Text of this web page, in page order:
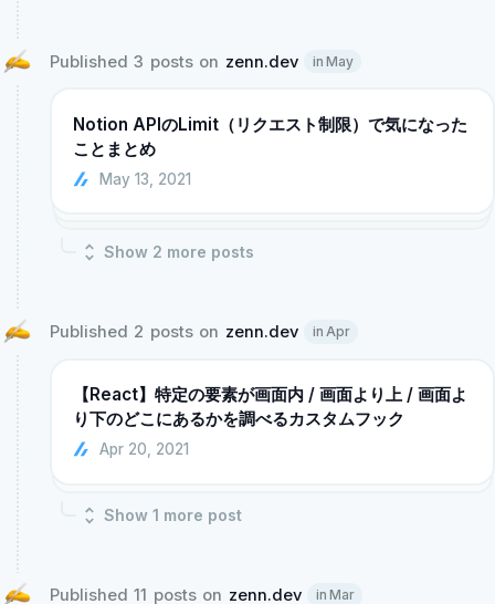
Published 3 posts on zenn.dev in May
Notion APIのLimit（リクエスト制限）で気になった
ことまとめ
May 13, 2021
Show 2 more posts
Published 2 posts on zenn.dev in Apr
【React】特定の要素が画面内 / 画面より上 / 画面よ
り下のどこにあるかを調べるカスタムフック
Apr 20, 2021
Show 1 more post
Published 11 posts on zenn.dev in Mar